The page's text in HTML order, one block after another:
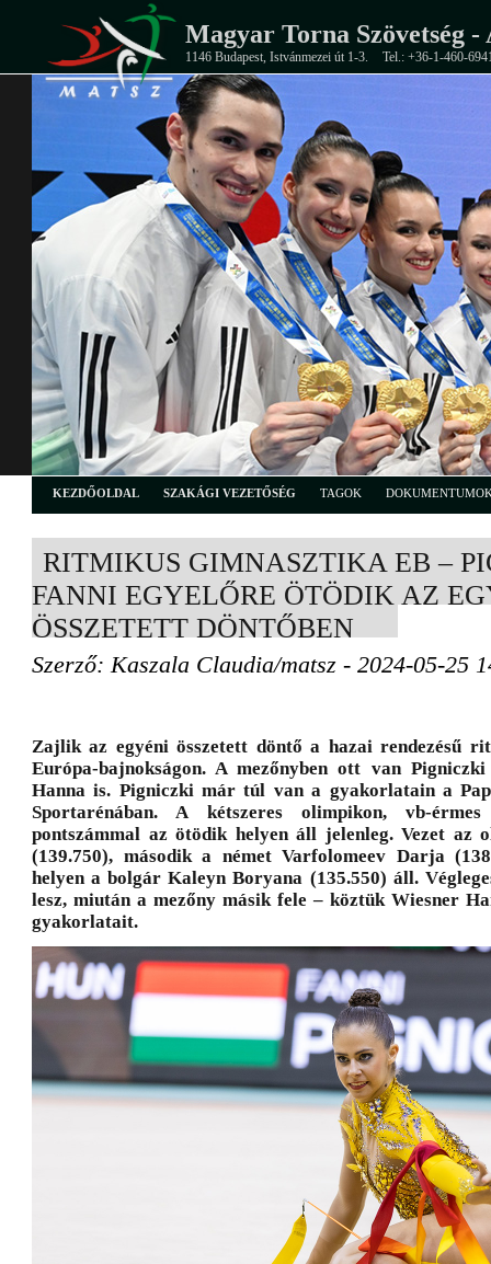
Magyar Torna Szövetség -
1146 Budapest, Istvánmezei út 1-3. Tel.: +36-1-460-
KEZDŐOLDAL SZAKÁGI VEZETŐSÉG TAGOK
RITMIKUS GIMNASZTIKA EB –
FANNI EGYELŐRE ÖTÖDIK AZ
ÖSSZETETT DÖNTŐBEN
Szerző: Kaszala Claudia/matsz - 2024-05-25
Zajlik az egyéni összetett döntő a hazai rendezésű
Európa-bajnokságon. A mezőnyben ott van
Hanna is. Pigniczki már túl van a gyakorlatain a
Sportarénában. A kétszeres olimpikon, vb-
pontszámmal az ötödik helyen áll jelenleg. Vezet az
(139.750), második a német Varfolomeev Darja
helyen a bolgár Kaleyn Boryana (135.550) áll.
lesz, miután a mezőny másik fele – köztük Wiesner
gyakorlatait.